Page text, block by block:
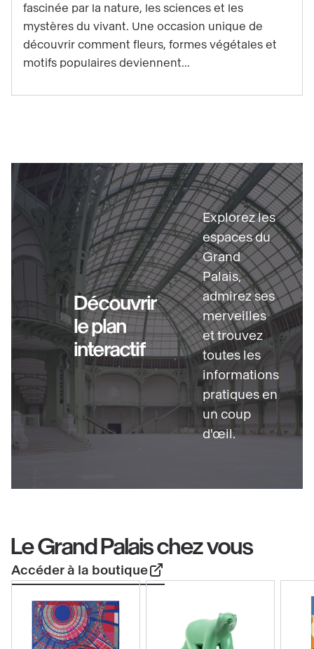
Klint
quand
fascinée par la nature, les sciences et les
mystères du vivant. Une occasion unique de
découvrir comment fleurs, formes végétales et
motifs populaires deviennent...
Découvrir
Découvrir
le plan
interactif
Explorez les
espaces du
Grand
Palais,
admirez ses
merveilles
et trouvez
toutes les
informations
pratiques en
un coup
d'œil.
Le Grand Palais chez vous
Accéder à la boutique